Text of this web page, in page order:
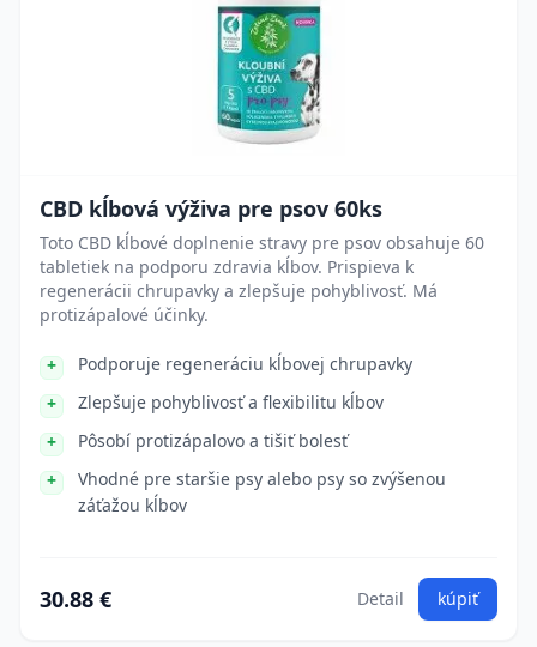
CBD kĺbová výživa pre psov 60ks
Toto CBD kĺbové doplnenie stravy pre psov obsahuje 60
tabletiek na podporu zdravia kĺbov. Prispieva k
regenerácii chrupavky a zlepšuje pohyblivosť. Má
protizápalové účinky.
Podporuje regeneráciu kĺbovej chrupavky
Zlepšuje pohyblivosť a flexibilitu kĺbov
Pôsobí protizápalovo a tišiť bolesť
Vhodné pre staršie psy alebo psy so zvýšenou
záťažou kĺbov
30.88 € Detail kúpiť